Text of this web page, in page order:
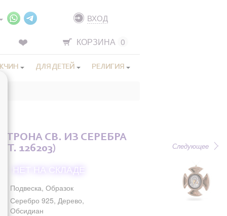
ВХОД
КОРЗИНА 0
ДЛЯ ДЕТЕЙ РЕЛИГИЯ
Следующее
СВ. ИЗ СЕРЕБРА
126203)
НЕТ НА СКЛАДЕ
Подвеска, Образок
Серебро 925, Дерево,
Обсидиан